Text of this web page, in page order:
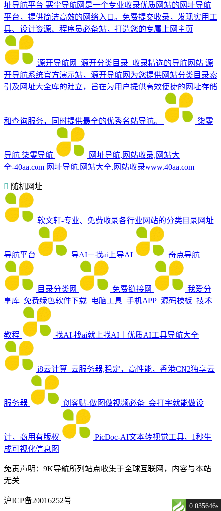
址导航平台 寒尘导航网是一个专业收录优质网站的网址导航
平台，提供简洁高效的网络入口。免费提交收录，发现实用工
具、设计资源、程序员必备站，打造您的专属上网主页
源开导航网_源开分类目录_收录精选的导航网站 源
开导航系统官方演示站，源开导航网为您提供网站分类目录索
引及网址大全库的建立，旨在为用户提供高效便捷的网址存储
和查询服务，同时提供最全的优秀名站导航。 柒零
导航 柒零导航
网址导航,网站收录,网站大
全-40aa.com 网址导航,网站大全,网站收录www.40aa.com
随机网址
软文轩-专业、免费收录各行业网站的分类目录网址
导航平台 导AI－找ai上导AI 奇点导航
目录分类网 免费链接网
我爱分
享库_免费绿色软件下载_电脑工具_手机APP_源码模板_技术
教程 找AI-找ai就上找AI｜优质AI工具导航大全
i8云计算_云服务器,稳定，高性能，香港CN2独享云
服务器 创客贴-做图做视频必备_会打字就能做设
计，商用有版权
PicDoc-AI文本转视觉工具，1秒生
成可视化信息图
免责声明：9K导航所列站点收集于全球互联网，内容与本站
无关
沪ICP备20016252号
0.035646s